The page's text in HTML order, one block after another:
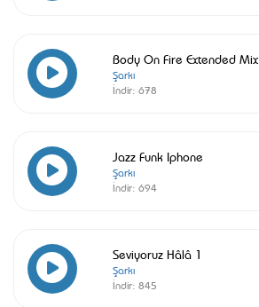
Body On Fire Extended Mix
Şarkı
İndir: 678
Jazz Funk Iphone
Şarkı
İndir: 694
Seviyoruz Hâlâ 1
Şarkı
İndir: 845